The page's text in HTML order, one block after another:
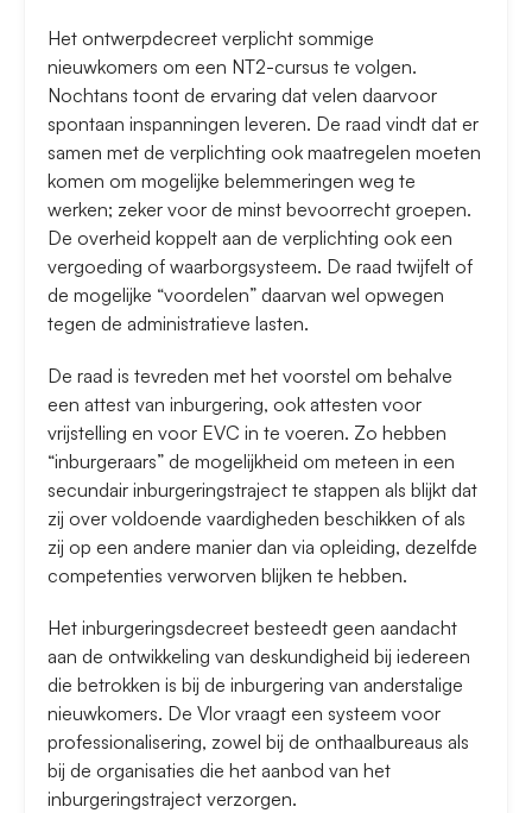
Het ontwerpdecreet verplicht sommige
nieuwkomers om een NT2-cursus te volgen.
Nochtans toont de ervaring dat velen daarvoor
spontaan inspanningen leveren. De raad vindt dat er
samen met de verplichting ook maatregelen moeten
komen om mogelijke belemmeringen weg te
werken; zeker voor de minst bevoorrecht groepen.
De overheid koppelt aan de verplichting ook een
vergoeding of waarborgsysteem. De raad twijfelt of
de mogelijke “voordelen” daarvan wel opwegen
tegen de administratieve lasten.
De raad is tevreden met het voorstel om behalve
een attest van inburgering, ook attesten voor
vrijstelling en voor EVC in te voeren. Zo hebben
“inburgeraars” de mogelijkheid om meteen in een
secundair inburgeringstraject te stappen als blijkt dat
zij over voldoende vaardigheden beschikken of als
zij op een andere manier dan via opleiding, dezelfde
competenties verworven blijken te hebben.
Het inburgeringsdecreet besteedt geen aandacht
aan de ontwikkeling van deskundigheid bij iedereen
die betrokken is bij de inburgering van anderstalige
nieuwkomers. De Vlor vraagt een systeem voor
professionalisering, zowel bij de onthaalbureaus als
bij de organisaties die het aanbod van het
inburgeringstraject verzorgen.